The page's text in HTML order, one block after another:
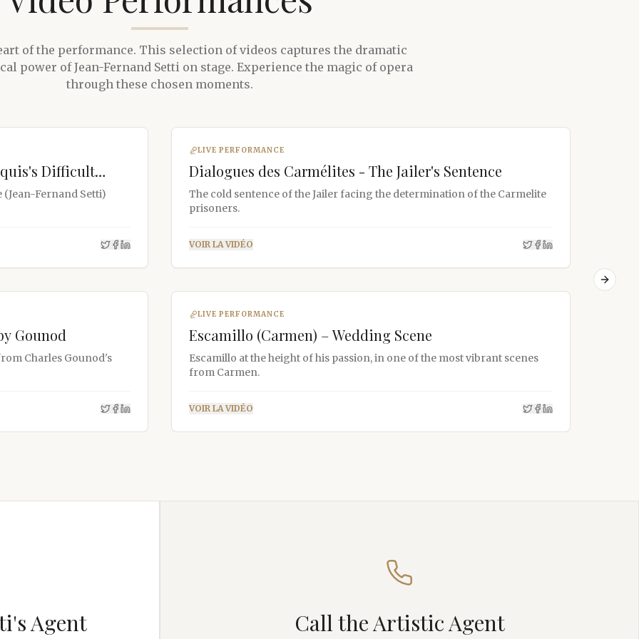
of the performance. This selection of videos captures the dramatic
power of Jean-Fernand Setti on stage. Experience the magic of opera
through these chosen moments.
Difficult
(Jean-Fernand Setti)
LIVE PERFORMANCE
Dialogues des Carmélites - The Jailer's Sentence
The cold sentence of the Jailer facing the determination of the Carmelite
prisoners.
VOIR LA VIDÉO
Gounod
Charles Gounod's
LIVE PERFORMANCE
Escamillo (Carmen) – Wedding Scene
Escamillo at the height of his passion, in one of the most vibrant scenes
from Carmen.
VOIR LA VIDÉO
Next
Agent Call the Artistic Agent